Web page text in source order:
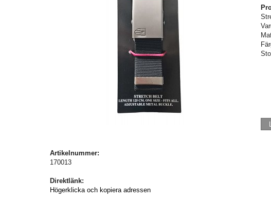
Artikelnummer:
170013
Direktlänk:
Högerklicka och kopiera adressen